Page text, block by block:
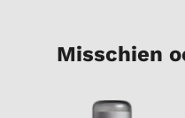
Misschien